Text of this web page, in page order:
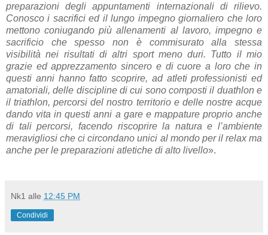
preparazioni degli appuntamenti internazionali di rilievo.
Conosco i sacrifici ed il lungo impegno giornaliero che loro
mettono coniugando più allenamenti al lavoro, impegno e
sacrificio che spesso non è commisurato alla stessa
visibilità nei risultati di altri sport meno duri. Tutto il mio
grazie ed apprezzamento sincero e di cuore a loro che in
questi anni hanno fatto scoprire, ad atleti professionisti ed
amatoriali, delle discipline di cui sono composti il duathlon e
il triathlon, percorsi del nostro territorio e delle nostre acque
dando vita in questi anni a gare e mappature proprio anche
di tali percorsi, facendo riscoprire la natura e l’ambiente
meravigliosi che ci circondano unici al mondo per il relax ma
anche per le preparazioni atletiche di alto livello».
Nk1 alle 12:45 PM
Condividi